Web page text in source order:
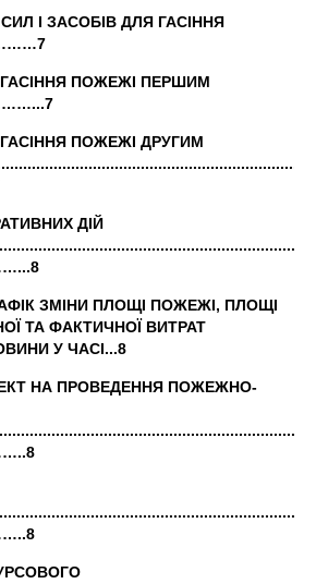
І ЗАСОБІВ ДЛЯ ГАСІННЯ
ГАСІННЯ ПОЖЕЖІ ПЕРШИМ
ГАСІННЯ ПОЖЕЖІ ДРУГИМ
ДІЙ
ЗМІНИ ПЛОЩІ ПОЖЕЖІ, ПЛОЩІ
ТА ФАКТИЧНОЇ ВИТРАТ
У ЧАСІ...8
НА ПРОВЕДЕННЯ ПОЖЕЖНО-